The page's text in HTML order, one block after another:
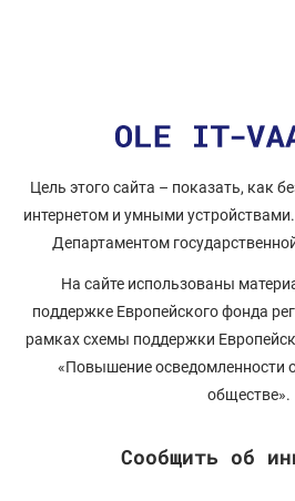
Цель этого сайта – показать, как
интернетом и умными
Департаментом
На сайте использованы
поддержке Европейского фонда
рамках схемы поддержки
«Повышение осведомленности
обществе».
Сообщить об